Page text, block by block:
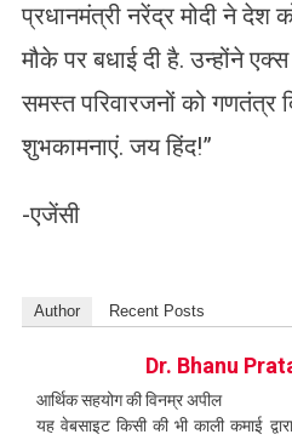
प्रधानमंत्री नरेंद्र मोदी ने
मौके पर बधाई दी है. उन्होंने
समस्त परिवारजनों को गणतंत्र
शुभकामनाएं. जय हिंद!”
-एजेंसी
Author Recent Posts
Dr. Bhanu
आर्थिक सहयोग की विनम्र अपील
यह वेबसाइट किसी की भी काली कमाई